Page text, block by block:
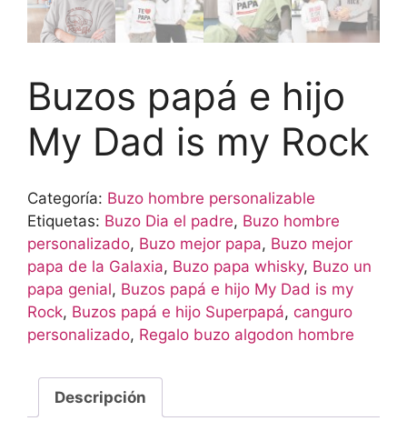
Buzos papá e hijo
My Dad is my Rock
Categoría: Buzo hombre personalizable
Etiquetas: Buzo Dia el padre, Buzo hombre
personalizado, Buzo mejor papa, Buzo mejor
papa de la Galaxia, Buzo papa whisky, Buzo un
papa genial, Buzos papá e hijo My Dad is my
Rock, Buzos papá e hijo Superpapá, canguro
personalizado, Regalo buzo algodon hombre
Descripción